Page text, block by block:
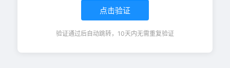
点击验证
验证通过后自动跳转，10天内无需重复验证